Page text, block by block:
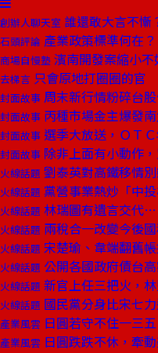
創辦人聊天室 誰還敢大言不慚
石頭評論 產業政策標準何在？
商場自慢塾 濱南開發案縮小不
去梯言 只會原地打圈圈的官
封面故事 周末新行情粉碎台
封面故事 丙種市場金主爆發
封面故事 選季大放送，ＯＴ
封面故事 除非上面有小動作
火線話題 劉泰英對高鐵移情別
火線話題 黨營事業熱炒「中
火線話題 林瑞圖有遺言交代
火線話題 兩稅合一改變今後
火線話題 宋楚瑜、韋端翻舊
火線話題 公開各國政府債台
火線話題 新官上任三把火，
火線話題 國民黨分身比宋七
產業風雲 日圓若守不住一三
產業風雲 日圓跌跌不休，牽